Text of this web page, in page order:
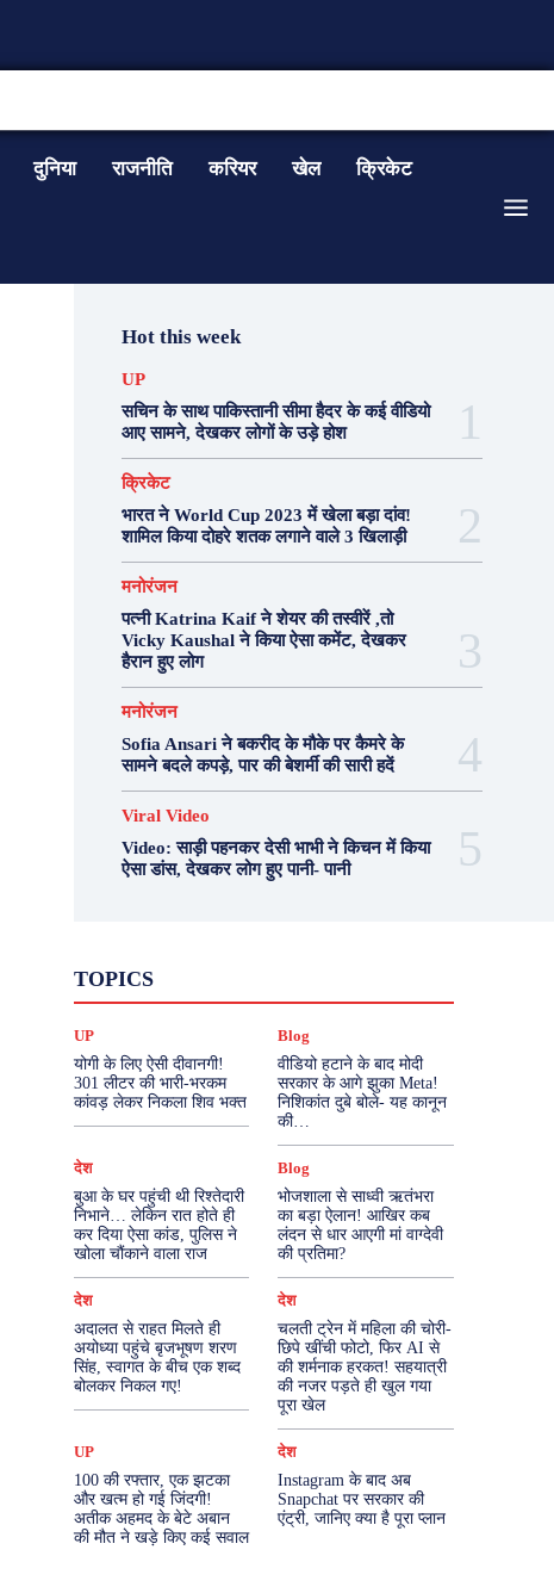
दुनिया राजनीति करियर खेल क्रिकेट
Hot this week
UP
सचिन के साथ पाकिस्तानी सीमा हैदर के कई वीडियो
आए सामने, देखकर लोगों के उड़े होश
क्रिकेट
भारत ने World Cup 2023 में खेला बड़ा दांव!
शामिल किया दोहरे शतक लगाने वाले 3 खिलाड़ी
मनोरंजन
पत्नी Katrina Kaif ने शेयर की तस्वीरें ,तो
Vicky Kaushal ने किया ऐसा कमेंट, देखकर
हैरान हुए लोग
मनोरंजन
Sofia Ansari ने बकरीद के मौके पर कैमरे के
सामने बदले कपड़े, पार की बेशर्मी की सारी हदें
Viral Video
Video: साड़ी पहनकर देसी भाभी ने किचन में किया
ऐसा डांस, देखकर लोग हुए पानी- पानी
TOPICS
दुनिया
मनोरंजन
राजनीति वास्तु शास्त्र
More
UP
योगी के लिए ऐसी दीवानगी!
301 लीटर की भारी-भरकम
कांवड़ लेकर निकला शिव भक्त
Blog
वीडियो हटाने के बाद मोदी
सरकार के आगे झुका Meta!
निशिकांत दुबे बोले- यह कानून
की…
देश
बुआ के घर पहुंची थी रिश्तेदारी
निभाने… लेकिन रात होते ही
कर दिया ऐसा कांड, पुलिस ने
खोला चौंकाने वाला राज
Blog
भोजशाला से साध्वी ऋतंभरा
का बड़ा ऐलान! आखिर कब
लंदन से धार आएगी मां वाग्देवी
की प्रतिमा?
देश
अदालत से राहत मिलते ही
अयोध्या पहुंचे बृजभूषण शरण
सिंह, स्वागत के बीच एक शब्द
बोलकर निकल गए!
देश
चलती ट्रेन में महिला की चोरी-
छिपे खींची फोटो, फिर AI से
की शर्मनाक हरकत! सहयात्री
की नजर पड़ते ही खुल गया
पूरा खेल
UP
100 की रफ्तार, एक झटका
और खत्म हो गई जिंदगी!
अतीक अहमद के बेटे अबान
की मौत ने खड़े किए कई सवाल
देश
Instagram के बाद अब
Snapchat पर सरकार की
एंट्री, जानिए क्या है पूरा प्लान